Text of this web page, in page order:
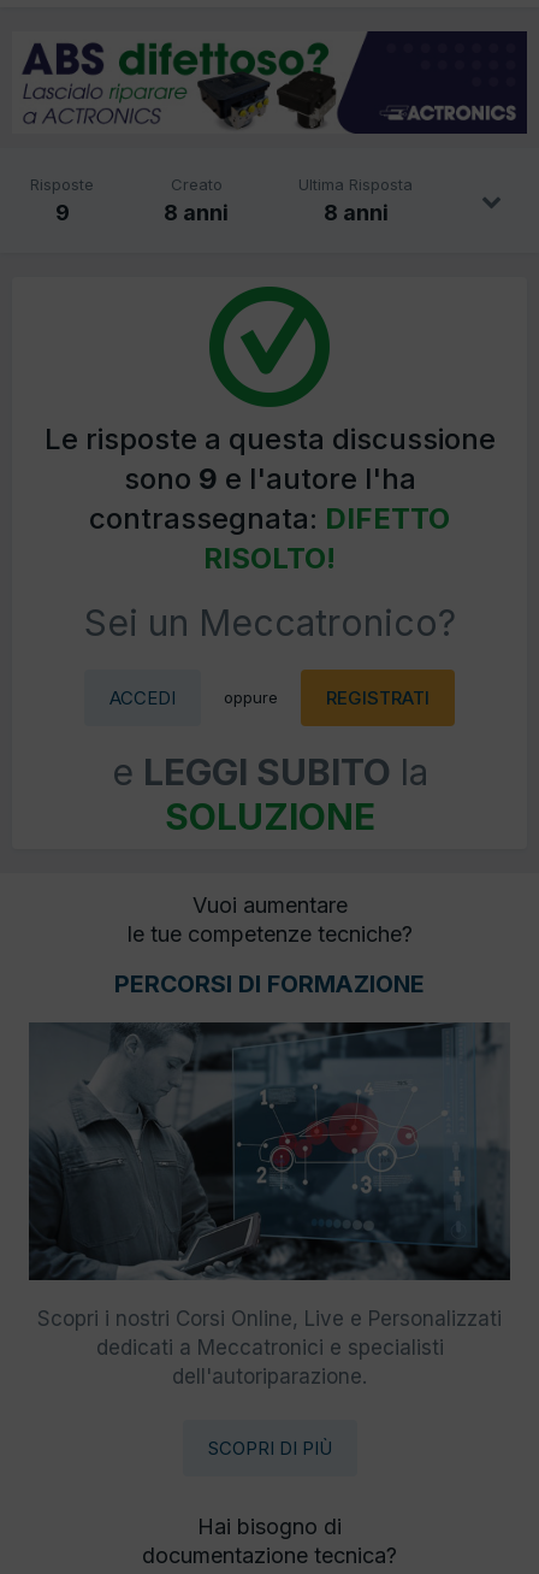
Risposte
9
Creato
8 anni
Ultima Risposta
8 anni
Le risposte a questa discussione
sono 9 e l'autore l'ha
contrassegnata: DIFETTO
RISOLTO!
Sei un Meccatronico?
ACCEDI oppure REGISTRATI
e LEGGI SUBITO la
SOLUZIONE
Vuoi aumentare
le tue competenze tecniche?
PERCORSI DI FORMAZIONE
Scopri i nostri Corsi Online, Live e Personalizzati
dedicati a Meccatronici e specialisti
dell'autoriparazione.
SCOPRI DI PIÙ
Hai bisogno di
documentazione tecnica?